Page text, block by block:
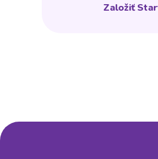
Založiť